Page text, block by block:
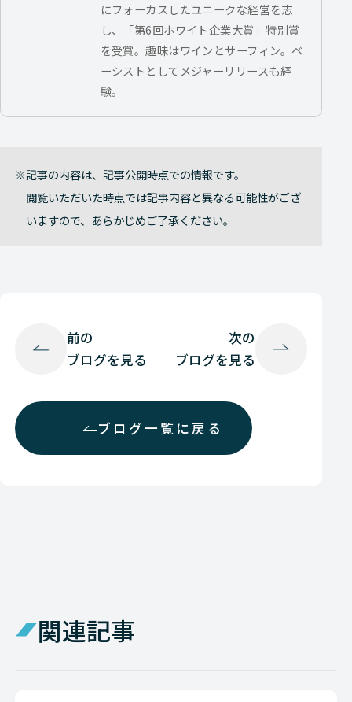
にフォーカスしたユニークな経営を志
し、「第6回ホワイト企業大賞」特別賞
を受賞。趣味はワインとサーフィン。ベ
ーシストとしてメジャーリリースも経
験。
記事の内容は、記事公開時点での情報です。
閲覧いただいた時点では記事内容と異なる可能性がござ
いますので、あらかじめご了承ください。
前の
ブログを見る
ブログ一覧に戻る
次の
ブログを見る
関連記事